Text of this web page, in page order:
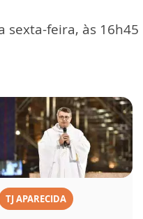
sexta-feira, às 16h45
TJ APARECIDA